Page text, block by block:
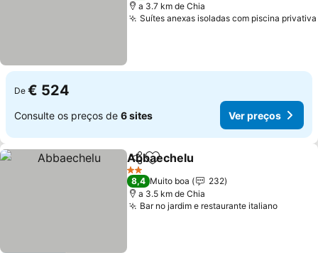
a 3.7 km de Chia
Suítes anexas isoladas com piscina privativa
De € 524
Consulte os preços de 6 sites Ver preços
PartilharAdicionar aos favoritos
Abbaechelu
2 Estrelas
8,4 Muito boa
232
a 3.5 km de Chia
Bar no jardim e restaurante italiano